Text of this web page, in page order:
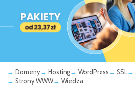
Domeny Hosting WordPress SSL
Strony WWW
Wiedza